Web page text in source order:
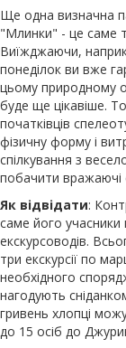
Ще одна визначна
"Млинки" - це саме
Виїжджаючи,
понеділок ви вже
цьому природному
буде ще цікавіше.
початківців
фізичну форму і
спілкування з
побачити вражаючі
Як відвідати:
саме його учасники
екскурсоводів.
три екскурсії по
необхідного
нагодують
гривень хлопці
до 15 осіб до